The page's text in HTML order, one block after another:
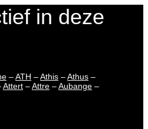
in deze
–ATH –Athis –Athus –
Attert –Attre –Aubange –